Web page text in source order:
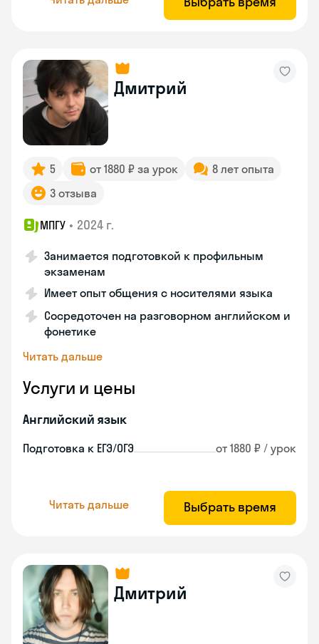
Дмитрий
5 от 1880 ₽ за урок
8 лет опыта
3 отзыва
МПГУ • 2024 г.
Занимается подготовкой к профильным
экзаменам
Имеет опыт общения с носителями языка
Сосредоточен на разговорном английском и
фонетике
Читать дальше
Услуги и цены
Английский язык
Подготовка к ЕГЭ/ОГЭ от 1880 ₽ / урок
Читать дальше Выбрать время
Дмитрий